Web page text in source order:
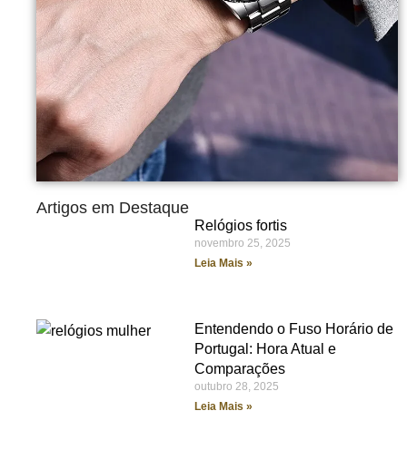
Artigos em Destaque
Relógios fortis
novembro 25, 2025
Leia Mais »
Entendendo o Fuso Horário de
Portugal: Hora Atual e
Comparações
outubro 28, 2025
Leia Mais »